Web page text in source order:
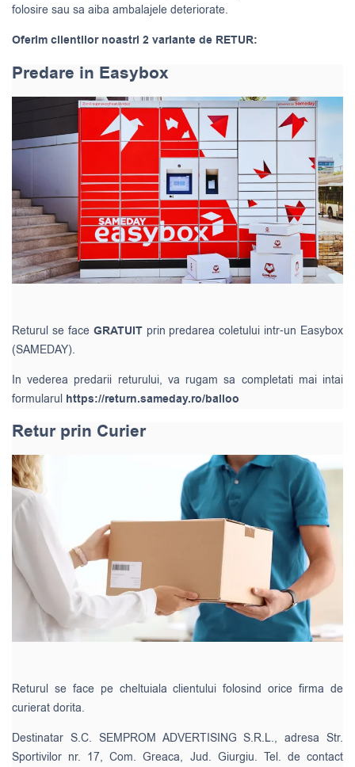
folosire sau sa aiba ambalajele deteriorate.
Oferim clientilor noastri 2 variante de RETUR:
Predare in Easybox
Returul se face GRATUIT prin predarea coletului intr-un Easybox
(SAMEDAY).
In vederea predarii returului, va rugam sa completati mai intai
formularul https://return.sameday.ro/balloo
Retur prin Curier
Returul se face pe cheltuiala clientului folosind orice firma de
curierat dorita.
Destinatar S.C. SEMPROM ADVERTISING S.R.L., adresa Str.
Sportivilor nr. 17, Com. Greaca, Jud. Giurgiu. Tel. de contact